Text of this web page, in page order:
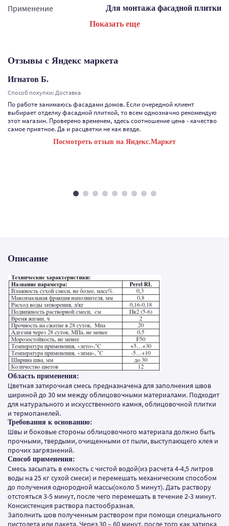
Применение
Для монтажа фасадной плитки
Показать еще
Отзывы с Яндекс маркета
Игнатов Б.
Способ покупки: Доставка
По работе занимаюсь фасадами домов. Если очередной клиент
выбирает отделку фасадной плиткой, то всем однозначно рекомендую
этот магазин. Проверено временем, здесь соотношение цена - качество
самое приятное. Да и расцветки не как везде.
Посмотреть отзыв на Яндекс.Маркет
Описание
Область применения:
Цветная затирочная смесь предназначена для заполнения швов
шириной до 30 мм между облицовочными материалами. Подходит
для натурального и искусственного камня, облицовочной плитки
и термопанелей.
Требования к основанию:
Швы и боковые стороны облицовочного материала должно быть
прочными, твердыми, очищенными от пыли, выступающего клея и
прочих загрязнений.
Способ применения:
Смесь засыпать в емкость с чистой водой(из расчета 4-4,5 литров
воды на 25 кг сухой смеси) и перемешать механическим способом
до получения однородной массы(около 5 минут). Дать раствору
отстояться 3-5 минут, после чего перемешать в течение 2-3 минут.
Консистенция раствора пастообразная.
Заполнить шов полученным раствором при помощи специального
пистолета или пакета. Через 30 – 60 минут, после того как затирка